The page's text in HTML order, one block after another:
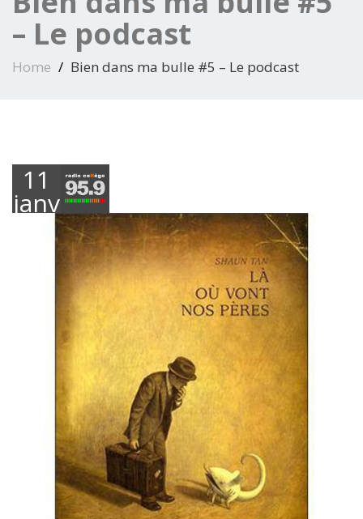
– Le podcast
Home Bien dans ma bulle #5 – Le podcast
11
janvier
2019